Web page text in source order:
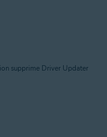
supprime Driver Updater